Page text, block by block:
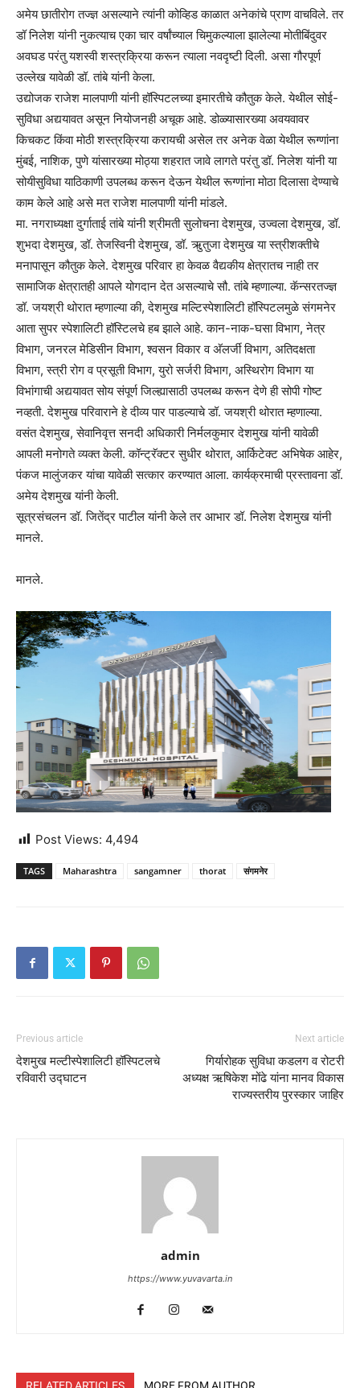
अमेय छातीरोग तज्ज्ञ असल्याने त्यांनी कोव्हिड काळात अनेकांचे प्राण वाचविले. तर
डॉ निलेश यांनी नुकत्याच एका चार वर्षांच्याल चिमुकल्याला झालेल्या मोतीबिंदुवर
अवघड परंतु यशस्वी शस्त्रक्रिया करून त्याला नवदृष्टी दिली. असा गौरपूर्ण
उल्लेख यावेळी डॉ. तांबे यांनी केला.
उद्योजक राजेश मालपाणी यांनी हॉस्पिटलच्या इमारतीचे कौतुक केले. येथील सोई-
सुविधा अद्ययावत असून नियोजनही अचूक आहे. डोळ्यासारख्या अवयवावर
किचकट किंवा मोठी शस्त्रक्रिया करायची असेल तर अनेक वेळा येथील रूग्णांना
मुंबई, नाशिक, पुणे यांसारख्या मोठ्या शहरात जावे लागते परंतु डॉ. निलेश यांनी या
सोयीसुविधा याठिकाणी उपलब्ध करून देऊन येथील रूग्णांना मोठा दिलासा देण्याचे
काम केले आहे असे मत राजेश मालपाणी यांनी मांडले.
मा. नगराध्यक्षा दुर्गाताई तांबे यांनी श्रीमती सुलोचना देशमुख, उज्वला देशमुख, डॉ.
शुभदा देशमुख, डॉ. तेजस्विनी देशमुख, डॉ. ऋुतुजा देशमुख या स्त्रीशक्तीचे
मनापासून कौतुक केले. देशमुख परिवार हा केवळ वैद्यकीय क्षेत्रातच नाही तर
सामाजिक क्षेत्रातही आपले योगदान देत असल्याचे सौ. तांबे म्हणाल्या. कॅन्सरतज्ज्ञ
डॉ. जयश्री थोरात म्हणाल्या की, देशमुख मल्टिस्पेशालिटी हॉस्पिटलमुळे संगमनेर
आता सुपर स्पेशालिटी हॉस्टिलचे हब झाले आहे. कान-नाक-घसा विभाग, नेत्र
विभाग, जनरल मेडिसीन विभाग, श्‍वसन विकार व अ‍ॅलर्जी विभाग, अतिदक्षता
विभाग, स्त्री रोग व प्रसूती विभाग, युरो सर्जरी विभाग, अस्थिरोग विभाग या
विभांगाची अद्ययावत सोय संपूर्ण जिल्ह्यासाठी उपलब्ध करून देणे ही सोपी गोष्ट
नव्हती. देशमुख परिवाराने हे दीव्य पार पाडल्याचे डॉ. जयश्री थोरात म्हणाल्या.
वसंत देशमुख, सेवानिवृत्त सनदी अधिकारी निर्मलकुमार देशमुख यांनी यावेळी
आपली मनोगते व्यक्त केली. कॉन्ट्रॅक्टर सुधीर थोरात, आर्किटेक्ट अभिषेक आहेर,
पंकज मालुंजकर यांचा यावेळी सत्कार करण्यात आला. कार्यक्रमाची प्रस्तावना डॉ.
अमेय देशमुख यांनी केली.
सूत्रसंचलन डॉ. जितेंद्र पाटील यांनी केले तर आभार डॉ. निलेश देशमुख यांनी
मानले.
मानले.
Post Views: 4,494
TAGS Maharashtra sangamner thorat संगमनेर
Previous article
देशमुख मल्टीस्पेशालिटी हॉस्पिटलचे
रविवारी उद्घाटन
Next article
गिर्यारोहक सुविधा कडलग व रोटरी
अध्यक्ष ऋषिकेश मोंढे यांना मानव विकास
राज्यस्तरीय पुरस्कार जाहिर
admin
https://www.yuvavarta.in